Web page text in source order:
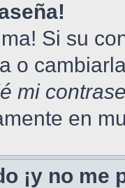
Si su
o
mi
en
¡y no me